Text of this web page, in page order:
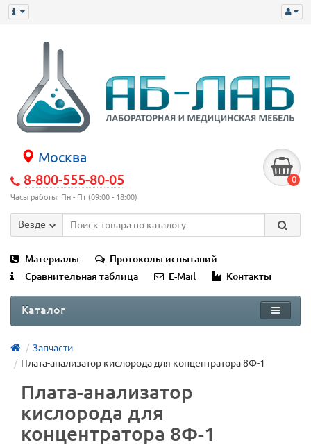
Москва
8-800-555-80-05
Часы работы: Пн - Пт (09:00 - 18:00)
0
Везде
Материалы
Протоколы испытаний
Сравнительная таблица
E-Mail Контакты
Каталог
Запчасти
Плата-анализатор кислорода для концентратора 8Ф-1
Плата-анализатор
кислорода для
концентратора 8Ф-1